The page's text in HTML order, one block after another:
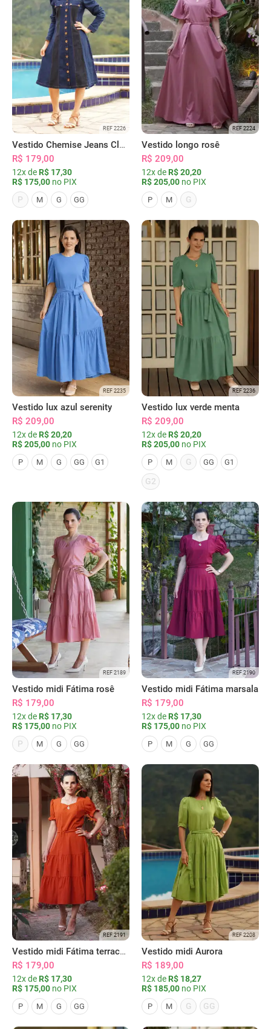
REF 2226
Vestido Chemise Jeans Clássica Serena
R$ 179,00
12x de R$ 17,30
R$ 175,00 no PIX
P
M G GG
REF 2224
Vestido longo rosê
R$ 209,00
12x de R$ 20,20
R$ 205,00 no PIX
P M G
REF 2235
Vestido lux azul serenity
R$ 209,00
12x de R$ 20,20
R$ 205,00 no PIX
P M G GG G1
REF 2236
Vestido lux verde menta
R$ 209,00
12x de R$ 20,20
R$ 205,00 no PIX
P M G GG G1
G2
REF 2189
Vestido midi Fátima rosê
R$ 179,00
12x de R$ 17,30
R$ 175,00 no PIX
P
M G GG
REF 2190
Vestido midi Fátima marsala
R$ 179,00
12x de R$ 17,30
R$ 175,00 no PIX
P M G GG
REF 2191
Vestido midi Fátima terracota
R$ 179,00
12x de R$ 17,30
R$ 175,00 no PIX
P M G GG
REF 2208
Vestido midi Aurora
R$ 189,00
12x de R$ 18,27
R$ 185,00 no PIX
P M G GG